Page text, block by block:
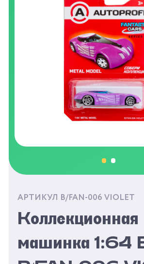
АРТИКУЛ B/FAN-006 VIOLET
Коллекционная
машинка 1:64